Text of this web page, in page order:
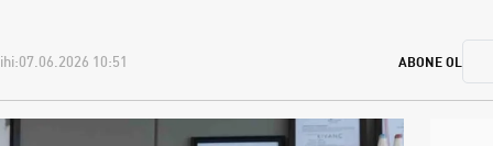
07.06.2026 10:51 ABONE OL